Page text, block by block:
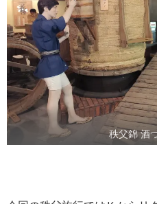
秩父錦 酒